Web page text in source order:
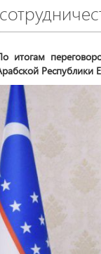
итогам
Республики